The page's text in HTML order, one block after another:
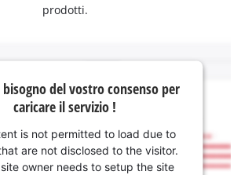
prodotti.
del vostro consenso per
caricare il servizio !
is not permitted to load due to
are not disclosed to the visitor.
owner needs to setup the site